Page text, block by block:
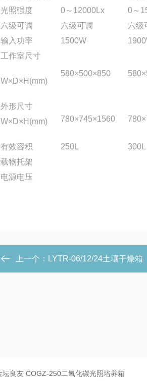
光照强度
0～12000Lx 0～
六级可调
六级可调 六级
输入功率
1500W
工作室尺寸
W×D×H(mm)
580×500×850
外形尺寸
W×D×H(mm)
780×745×1560
有效容积 250L 300L
载物托架
电源电压
上一个： LYTR-06/12/24土壤干燥箱